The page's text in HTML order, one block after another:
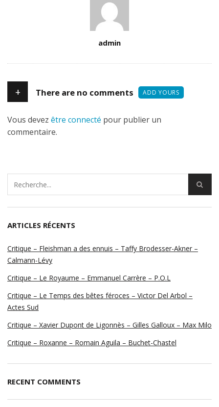
admin
+ There are no comments ADD YOURS
Vous devez être connecté pour publier un
commentaire.
ARTICLES RÉCENTS
Critique – Fleishman a des ennuis – Taffy Brodesser-Akner –
Calmann-Lévy
Critique – Le Royaume – Emmanuel Carrère – P.O.L
Critique – Le Temps des bêtes féroces – Victor Del Arbol –
Actes Sud
Critique – Xavier Dupont de Ligonnès – Gilles Galloux – Max Milo
Critique – Roxanne – Romain Aguila – Buchet-Chastel
RECENT COMMENTS